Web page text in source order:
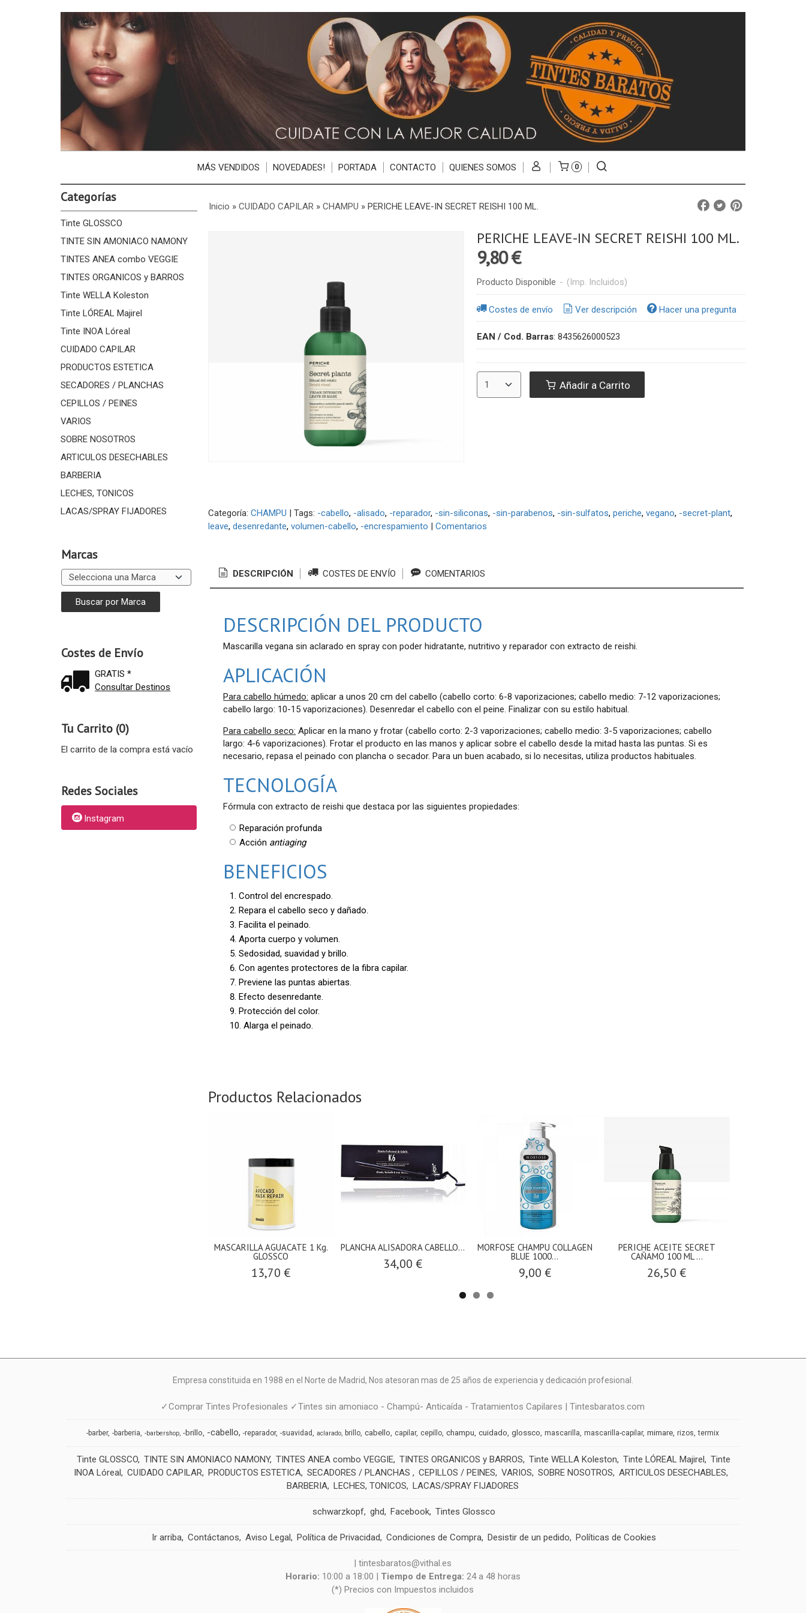
MÁS VENDIDOS NOVEDADES! PORTADA CONTACTO QUIENES SOMOS 0
Categorías
Tinte GLOSSCO
TINTE SIN AMONIACO NAMONY
TINTES ANEA combo VEGGIE
TINTES ORGANICOS y BARROS
Tinte WELLA Koleston
Tinte LÓREAL Majirel
Tinte INOA Lóreal
CUIDADO CAPILAR
PRODUCTOS ESTETICA
SECADORES / PLANCHAS
CEPILLOS / PEINES
VARIOS
SOBRE NOSOTROS
ARTICULOS DESECHABLES
BARBERIA
LECHES, TONICOS
LACAS/SPRAY FIJADORES
Marcas
Costes de Envío
GRATIS *
Consultar Destinos
Tu Carrito (0)
El carrito de la compra está vacío
Redes Sociales
Instagram
Inicio » CUIDADO CAPILAR» CHAMPU » PERICHE LEAVE-IN SECRET REISHI 100 ML.
PERICHE LEAVE-IN SECRET REISHI 100 ML.
9,80 €
Producto Disponible - (Imp. Incluidos)
Costes de envío Ver descripción Hacer una pregunta
EAN / Cod. Barras: 8435626000523
Añadir a Carrito
Categoría: CHAMPU Tags: -cabello -alisado -reparador -sin-siliconas -sin-parabenos -sin-sulfatos periche vegano -secret-plant
leave desenredante volumen-cabello -encrespamiento Comentarios
DESCRIPCIÓN COSTES DE ENVÍO COMENTARIOS
DESCRIPCIÓN DEL PRODUCTO
Mascarilla vegana sin aclarado en spray con poder hidratante, nutritivo y reparador con extracto de reishi.
APLICACIÓN
Para cabello húmedo: aplicar a unos 20 cm del cabello (cabello corto: 6-8 vaporizaciones; cabello medio: 7-12 vaporizaciones;
cabello largo: 10-15 vaporizaciones). Desenredar el cabello con el peine. Finalizar con su estilo habitual.
Para cabello seco: Aplicar en la mano y frotar (cabello corto: 2-3 vaporizaciones; cabello medio: 3-5 vaporizaciones; cabello
largo: 4-6 vaporizaciones). Frotar el producto en las manos y aplicar sobre el cabello desde la mitad hasta las puntas. Si es
necesario, repasa el peinado con plancha o secador. Para un buen acabado, si lo necesitas, utiliza productos habituales.
TECNOLOGÍA
Fórmula con extracto de reishi que destaca por las siguientes propiedades:
Reparación profunda
Acción antiaging
BENEFICIOS
Control del encrespado.
Repara el cabello seco y dañado.
Facilita el peinado.
Aporta cuerpo y volumen.
Sedosidad, suavidad y brillo.
Con agentes protectores de la fibra capilar.
Previene las puntas abiertas.
Efecto desenredante.
Protección del color.
Alarga el peinado.
Productos Relacionados
MASCARILLA AGUACATE 1 Kg.
GLOSSCO
13,70 €
PLANCHA ALISADORA CABELLO...
34,00 €
MORFOSE CHAMPU COLLAGEN
BLUE 1000...
9,00 €
PERICHE ACEITE SECRET
CAÑAMO 100 ML ...
26,50 €
Empresa constituida en 1988 en el Norte de Madrid, Nos atesoran mas de 25 años de experiencia y dedicación profesional.
✓Comprar Tintes Profesionales ✓Tintes sin amoniaco - Champú- Anticaída - Tratamientos Capilares | Tintesbaratos.com
-barber -barberia -barbershop -brillo -cabello -reparador -suavidad aclarado brillo cabello capilar cepillo champu cuidado glossco mascarilla mascarilla-capilar mimare rizos termix
Tinte GLOSSCO TINTE SIN AMONIACO NAMONY TINTES ANEA combo VEGGIE TINTES ORGANICOS y BARROS Tinte WELLA Koleston Tinte LÓREAL Majirel Tinte
INOA Lóreal
CUIDADO CAPILAR PRODUCTOS ESTETICA SECADORES / PLANCHAS CEPILLOS / PEINES VARIOS SOBRE NOSOTROS
ARTICULOS DESECHABLES
BARBERIA
LECHES, TONICOS LACAS/SPRAY FIJADORES
schwarzkopf ghd Facebook Tintes Glossco
Ir arriba Contáctanos Aviso Legal Política de Privacidad Condiciones de Compra Desistir de un pedido Políticas de Cookies
| tintesbaratos@vithal.es
Horario: 10:00 a 18:00 | Tiempo de Entrega: 24 a 48 horas
(*) Precios con Impuestos incluidos